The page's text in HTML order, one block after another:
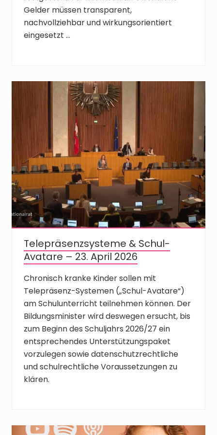
Gelder müssen transparent,
nachvollziehbar und wirkungsorientiert
eingesetzt …
Telepräsenzsysteme & Schul-
Avatare – 23. April 2026
Chronisch kranke Kinder sollen mit
Telepräsenz-Systemen („Schul-Avatare“)
am Schulunterricht teilnehmen können. Der
Bildungsminister wird deswegen ersucht, bis
zum Beginn des Schuljahrs 2026/27 ein
entsprechendes Unterstützungspaket
vorzulegen sowie datenschutzrechtliche
und schulrechtliche Voraussetzungen zu
klären.